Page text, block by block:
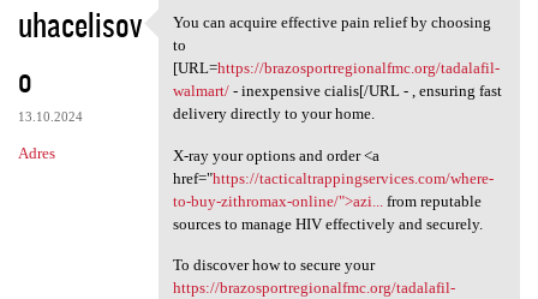
uhacelisov
o
13.10.2024
Adres
You can acquire effective
You can acquire effective pain relief by choosing
to
[URL=https://brazosportregionalfmc.org/tadalafil-
walmart/- inexpensive cialis[/URL - , ensuring fast
delivery directly to your home.
X-ray your options and order <a
href="https://tacticaltrappingservices.com/where-
to-buy-zithromax-online/">azi...
from reputable
sources to manage HIV effectively and securely.
To discover how to secure your
https://brazosportregionalfmc.org/tadalafil-